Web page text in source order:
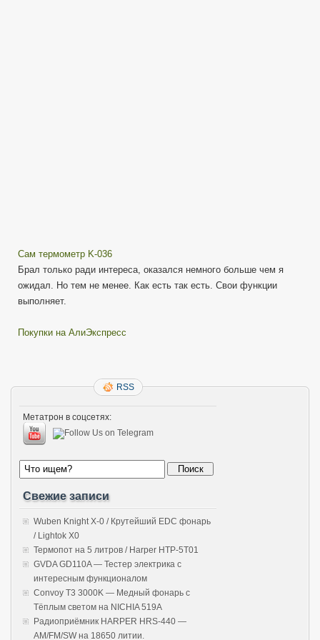
Сам термометр K-036
Брал только ради интереса, оказался немного больше чем я
ожидал. Но тем не менее. Как есть так есть. Свои функции
выполняет.
Покупки на АлиЭкспресс
RSS
Метатрон в соцсетях:
Свежие записи
Wuben Knight X-0 / Крутейший EDC фонарь
/ Lightok X0
Термопот на 5 литров / Harper HTP-5T01
GVDA GD110A — Тестер электрика с
интересным функционалом
Convoy T3 3000K — Медный фонарь с
Тёплым светом на NICHIA 519A
Радиоприёмник HARPER HRS-440 —
AM/FM/SW на 18650 литии.